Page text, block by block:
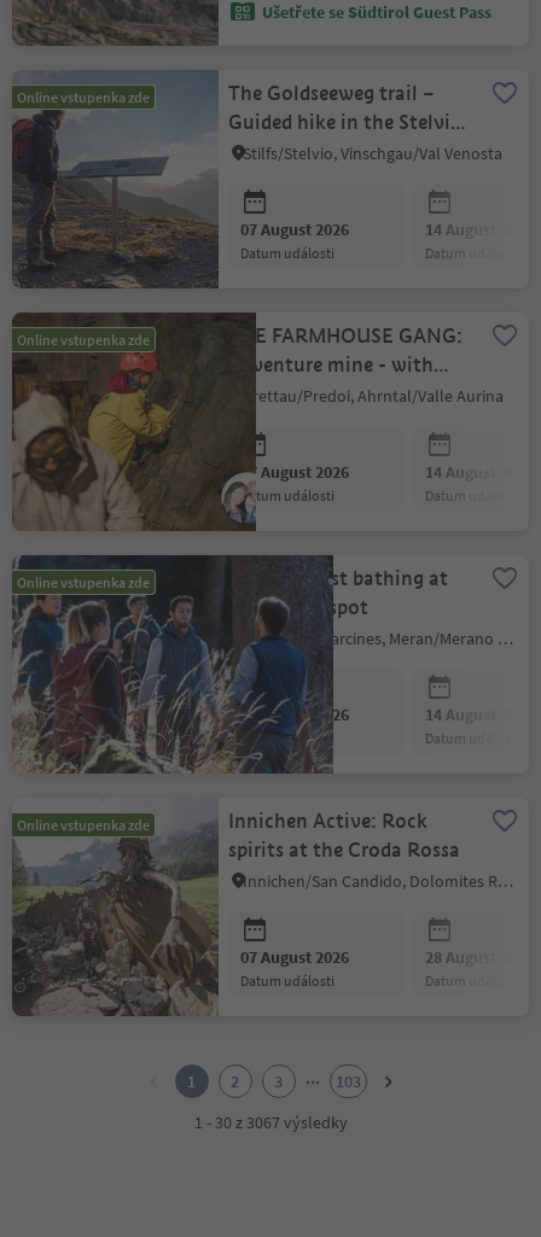
Ušetřete se Südtirol Guest Pass
Online vstupenka zde
The Goldseeweg trail –
Guided hike in the Stelvio
National Park
Stilfs/Stelvio, Vinschgau/Val Venosta
07 August 2026
datum události
14 August 2026
datum události
Online vstupenka zde
THE FARMHOUSE GANG:
Adventure mine - with
treasure hunt
Prettau/Predoi, Ahrntal/Valle Aurina
07 August 2026
datum události
14 August 2026
datum události
Online vstupenka zde
Alpine Forest bathing at
the energy spot
Partschins/Parcines, Meran/Merano and environs
07 August 2026
datum události
14 August 2026
datum události
Online vstupenka zde
Innichen Active: Rock
spirits at the Croda Rossa
Innichen/San Candido, Dolomites Region 3 Zinnen
07 August 2026
datum události
28 August 2026
datum události
1 2 3 ...
103
1 - 30 z 3067 výsledky